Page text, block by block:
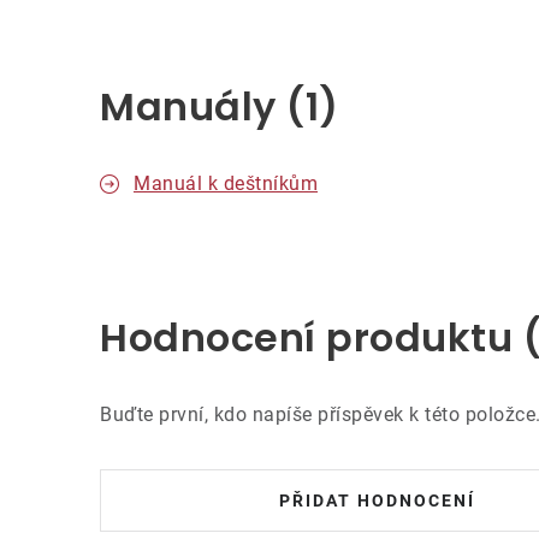
Manuály (1)
Manuál k deštníkům
Hodnocení produktu
Buďte první, kdo napíše příspěvek k této položce.
PŘIDAT HODNOCENÍ